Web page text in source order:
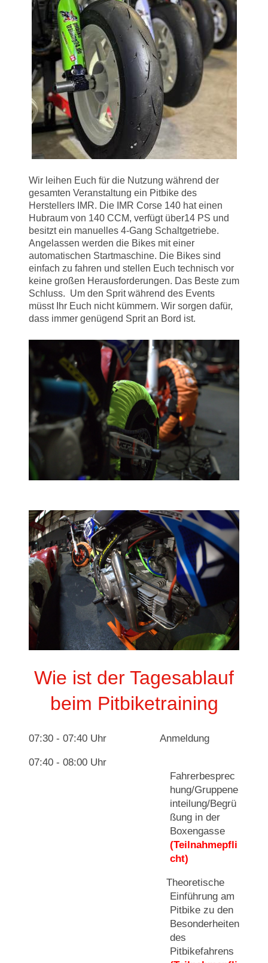
Wir leihen Euch für die Nutzung während der
gesamten Veranstaltung ein Pitbike des
Herstellers IMR. Die IMR Corse 140 hat einen
Hubraum von 140 CCM, verfügt über14 PS und
besitzt ein manuelles 4-Gang Schaltgetriebe.
Angelassen werden die Bikes mit einer
automatischen Startmaschine. Die Bikes sind
einfach zu fahren und stellen Euch technisch vor
keine großen Herausforderungen. Das Beste zum
Schluss. Um den Sprit während des Events
müsst Ihr Euch nicht kümmern. Wir sorgen dafür,
dass immer genügend Sprit an Bord ist.
Wie ist der Tagesablauf
beim Pitbiketraining
07:30 - 07:40 Uhr Anmeldung
07:40 - 08:00 Uhr
Fahrerbesprec
hung/Gruppene
inteilung/Begrü
ßung in der
Boxengasse
(Teilnahmepfli
cht)
Theoretische
Einführung am
Pitbike zu den
Besonderheiten
des
Pitbikefahrens